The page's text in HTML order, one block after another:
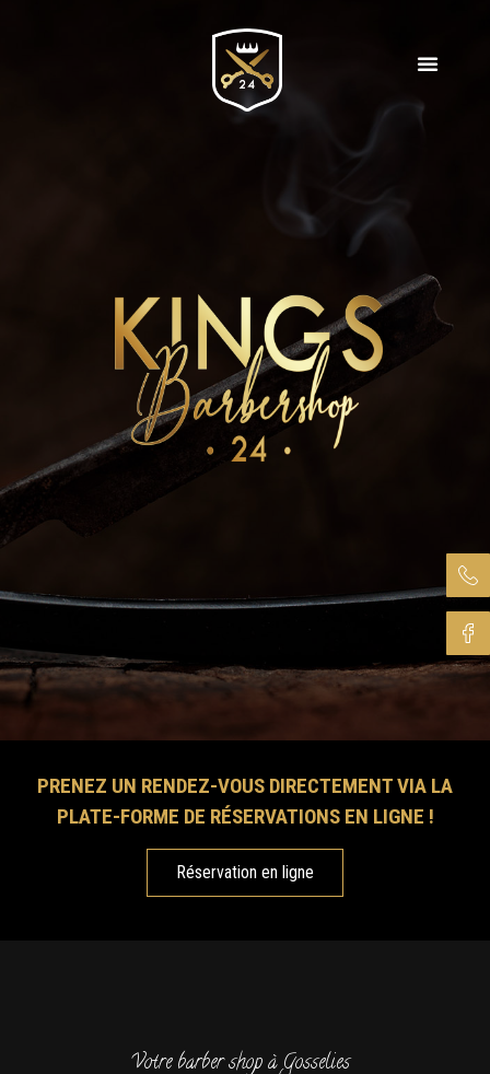
PRENEZ UN RENDEZ-VOUS DIRECTEMENT VIA LA
PLATE-FORME DE RÉSERVATIONS EN LIGNE !
Réservation en ligne
Votre barber shop à Gosselies